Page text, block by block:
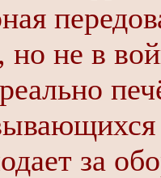
но не в
за